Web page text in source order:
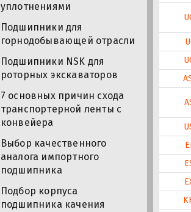
уплотнениями
Подшипники для
горнодобывающей отрасли
Подшипники NSK для
роторных экскаваторов
7 основных причин схода
транспортерной ленты с
конвейера
Выбор качественного
аналога импортного
подшипника
Подбор корпуса
подшипника качения